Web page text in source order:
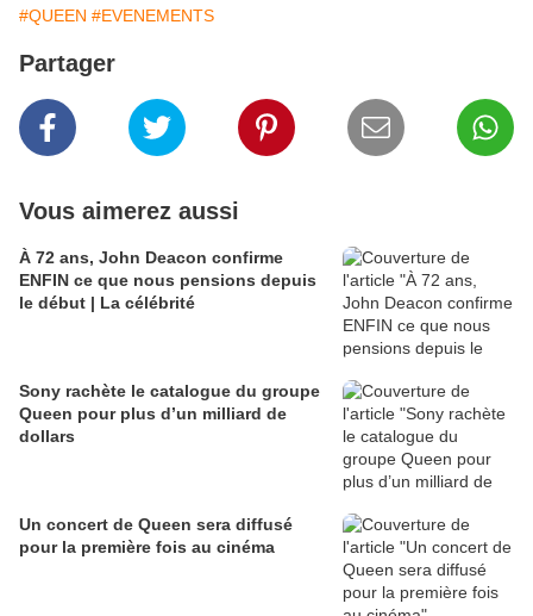
#QUEEN #EVENEMENTS
Partager
Vous aimerez aussi
À 72 ans, John Deacon confirme
ENFIN ce que nous pensions depuis
le début | La célébrité
Sony rachète le catalogue du groupe
Queen pour plus d’un milliard de
dollars
Un concert de Queen sera diffusé
pour la première fois au cinéma